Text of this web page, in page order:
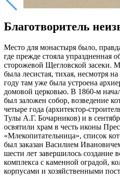
Благотворитель
Место для монастыря было,
где прежде стояла упраздненная
сторожевой Щегловской засеки.
была лесистая, тихая, несмотря
году там уже была устроена
домовой церковью. В 1860-м
был заложен собор, возведение
четыре года (архитектор-
Тулы А.Г. Бочарников) и в
освятили храм в честь иконы
«Млекопитательница», список
был заказан Василием
шести лет завершилось создание
комплекса с каменной оградой,
корпусами и хозяйственными